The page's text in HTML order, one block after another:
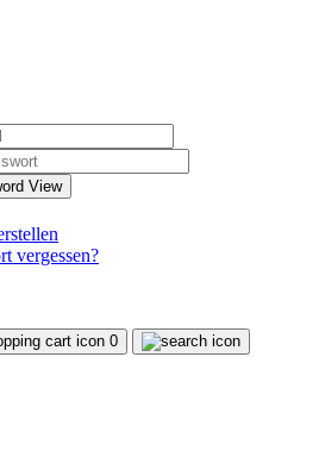
View
vergessen?
0